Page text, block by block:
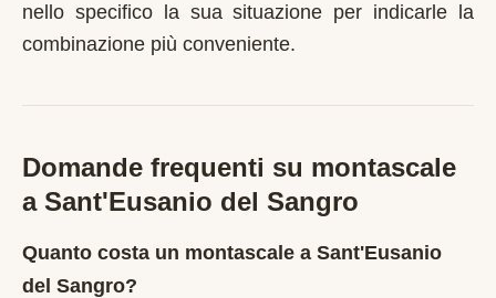
nello specifico la sua situazione per indicarle la
combinazione più conveniente.
Domande frequenti su montascale
a Sant'Eusanio del Sangro
Quanto costa un montascale a Sant'Eusanio
del Sangro?